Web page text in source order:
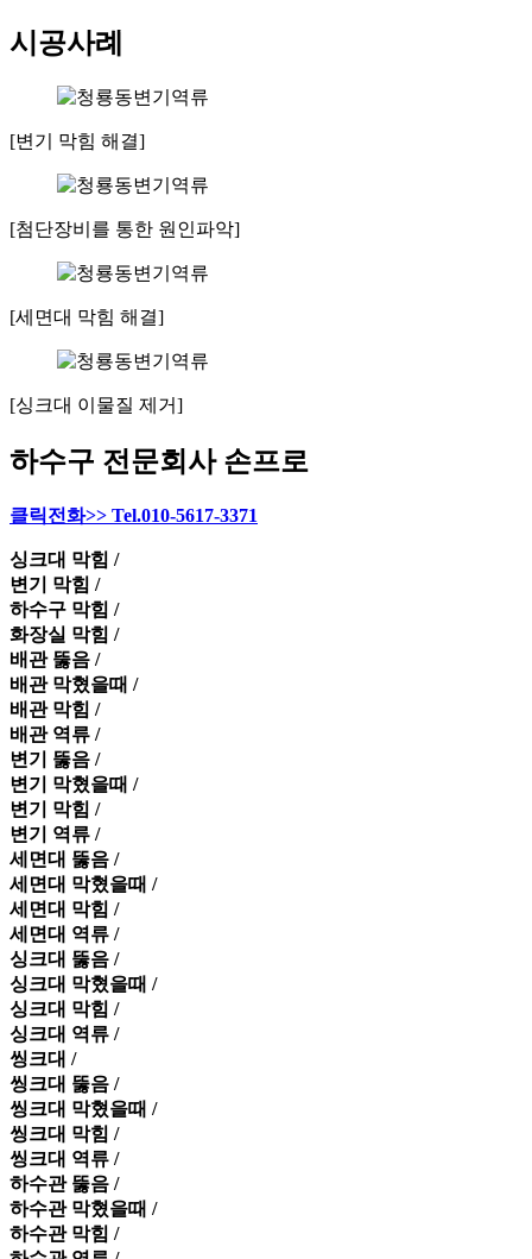
시공사례
[변기 막힘 해결]
[첨단장비를 통한 원인파악]
[세면대 막힘 해결]
[싱크대 이물질 제거]
하수구 전문회사 손프로
클릭전화>> Tel.010-5617-3371
싱크대 막힘 /
변기 막힘 /
하수구 막힘 /
화장실 막힘 /
배관 뚫음 /
배관 막혔을때 /
배관 막힘 /
배관 역류 /
변기 뚫음 /
변기 막혔을때 /
변기 막힘 /
변기 역류 /
세면대 뚫음 /
세면대 막혔을때 /
세면대 막힘 /
세면대 역류 /
싱크대 뚫음 /
싱크대 막혔을때 /
싱크대 막힘 /
싱크대 역류 /
씽크대 /
씽크대 뚫음 /
씽크대 막혔을때 /
씽크대 막힘 /
씽크대 역류 /
하수관 뚫음 /
하수관 막혔을때 /
하수관 막힘 /